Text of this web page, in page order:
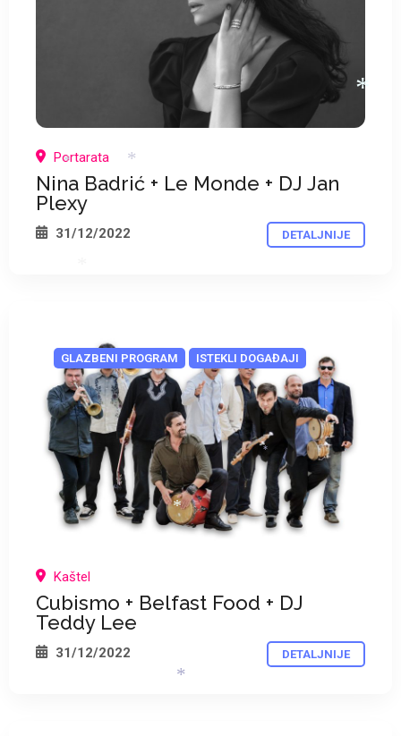
Portarata
Nina Badrić + Le Monde + DJ Jan
Plexy
31/12/2022 DETALJNIJE
GLAZBENI PROGRAM ISTEKLI DOGAĐAJI
Kaštel
Cubismo + Belfast Food + DJ
Teddy Lee
31/12/2022 DETALJNIJE
*
*
*
*